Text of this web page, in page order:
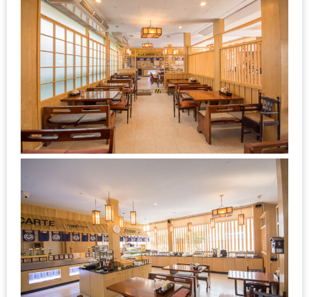
THE
DISH
EVENT
ที่
ต้อง
ห้าม
พลาด
สำหรับ
นี้
กับ
PING
FAI